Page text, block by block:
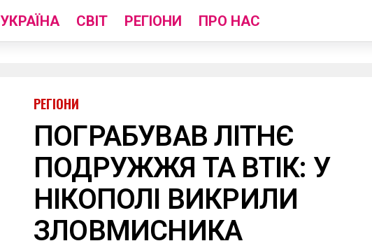
УКРАЇНА СВІТ РЕГІОНИ ПРО НАС
РЕГІОНИ
ПОГРАБУВАВ ЛІТНЄ
ПОДРУЖЖЯ ТА ВТІК: У
НІКОПОЛІ ВИКРИЛИ
ЗЛОВМИСНИКА